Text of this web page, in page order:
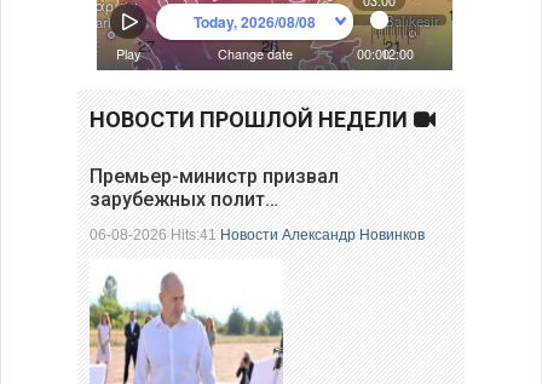
НОВОСТИ ПРОШЛОЙ НЕДЕЛИ
Премьер-министр призвал
зарубежных полит…
06-08-2026 Hits:41Новости Александр Новинков